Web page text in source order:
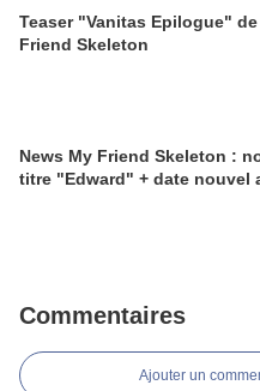
Teaser "Vanitas Epilogue"
Friend Skeleton
News My Friend Skeleton :
titre "Edward" + date nouvel
Commentaires
Ajouter un